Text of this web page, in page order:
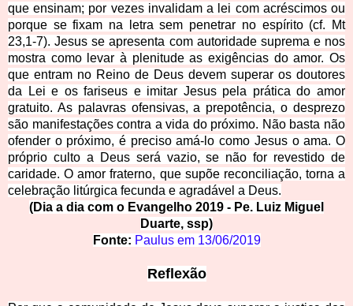
que ensinam; por vezes invalidam a lei com acréscimos ou
porque se fixam na letra sem penetrar no espírito (cf. Mt
23,1-7). Jesus se apresenta com autoridade suprema e nos
mostra como levar à plenitude as exigências do amor. Os
que entram no Reino de Deus devem superar os doutores
da Lei e os fariseus e imitar Jesus pela prática do amor
gratuito. As palavras ofensivas, a prepotência, o desprezo
são manifestações contra a vida do próximo. Não basta não
ofender o próximo, é preciso amá-lo como Jesus o ama. O
próprio culto a Deus será vazio, se não for revestido de
caridade. O amor fraterno, que supõe reconciliação, torna a
celebração litúrgica fecunda e agradável a Deus.
(Dia a dia com o Evangelho 2019 - Pe. Luiz Miguel
Duarte, ssp)
Fonte: Paulus em 13/06/2019
Reflexão